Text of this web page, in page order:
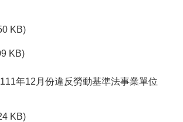
KB)
KB)
年12月份違反勞動基準法事業單位
KB)